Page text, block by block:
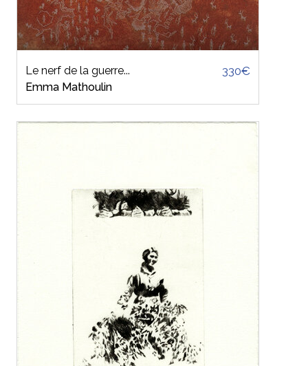
Le nerf de la guerre...
Emma Mathoulin
330€